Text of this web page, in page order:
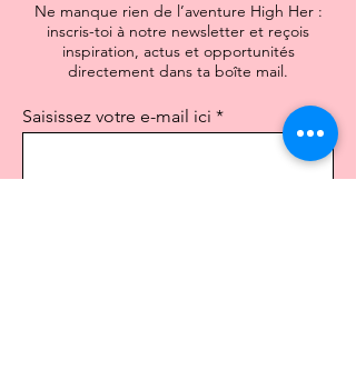
Ne manque rien de l’aventure High Her :
inscris-toi à notre newsletter et reçois
inspiration, actus et opportunités
directement dans ta boîte mail.
Saisissez votre e-mail ici